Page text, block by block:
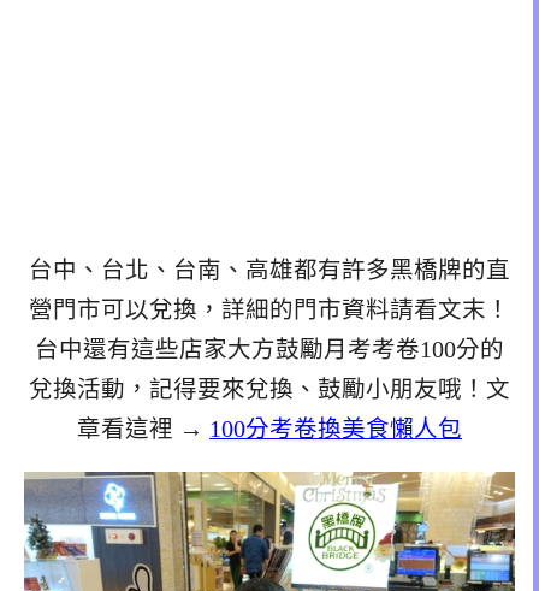
台中、台北、台南、高雄都有許多黑橋牌的直
營門市可以兌換，詳細的門市資料請看文末！
台中還有這些店家大方鼓勵月考考卷100分的
兌換活動，記得要來兌換、鼓勵小朋友哦！文
章看這裡 → 100分考卷換美食懶人包